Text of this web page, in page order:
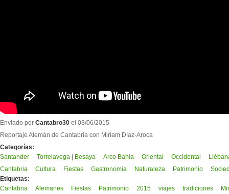
Enviado por Cantabro30 el 03/06/2015
Reportaje Alemán de Cantabria con Miriam Díaz-Aroca
Categorías:
Santander
Torrelavega | Besaya Arco Bahía Oriental Occidental
Cantabria
Cultura Fiestas Gastronomía Naturaleza Patrimonio
Etiquetas:
Cantabria
Alemanes Fiestas Patrimonio 2015 viajes tradiciones